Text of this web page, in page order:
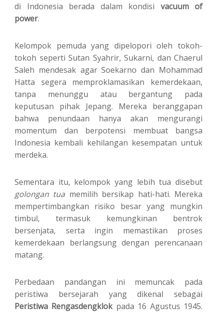
di Indonesia berada dalam kondisi vacuum of
power.
Kelompok pemuda yang dipelopori oleh tokoh-
tokoh seperti Sutan Syahrir, Sukarni, dan Chaerul
Saleh mendesak agar Soekarno dan Mohammad
Hatta segera memproklamasikan kemerdekaan,
tanpa menunggu atau bergantung pada
keputusan pihak Jepang. Mereka beranggapan
bahwa penundaan hanya akan mengurangi
momentum dan berpotensi membuat bangsa
Indonesia kembali kehilangan kesempatan untuk
merdeka.
Sementara itu, kelompok yang lebih tua disebut
golongan tua memilih bersikap hati-hati. Mereka
mempertimbangkan risiko besar yang mungkin
timbul, termasuk kemungkinan bentrok
bersenjata, serta ingin memastikan proses
kemerdekaan berlangsung dengan perencanaan
matang.
Perbedaan pandangan ini memuncak pada
peristiwa bersejarah yang dikenal sebagai
Peristiwa Rengasdengklokpada 16 Agustus 1945.